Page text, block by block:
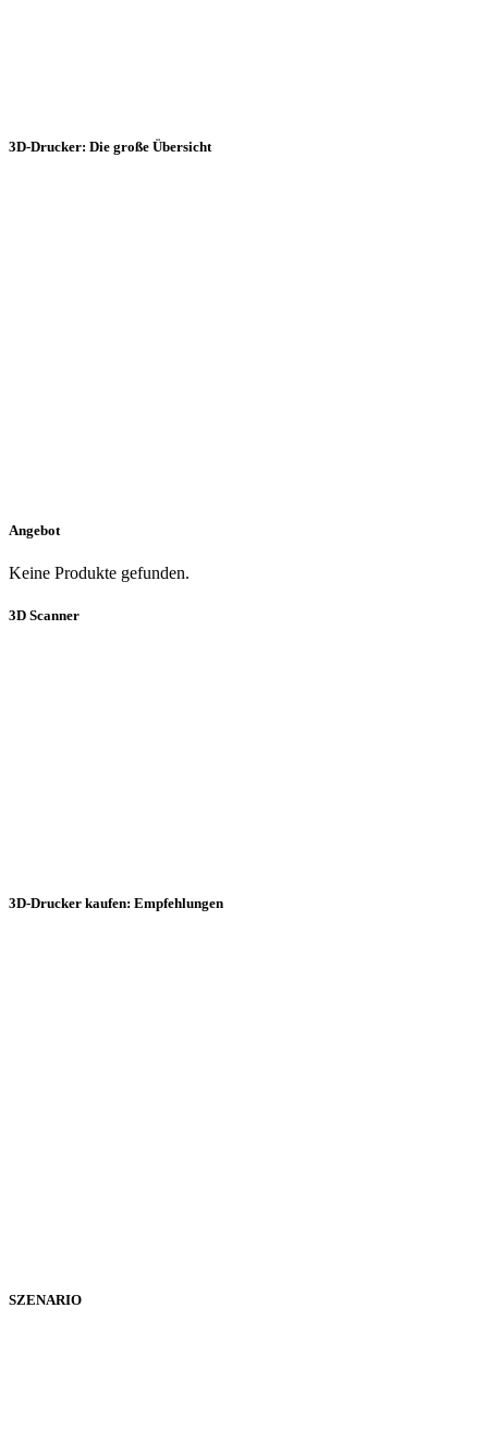
3D-Drucker: Die große Übersicht
Angebot
Keine Produkte gefunden.
3D Scanner
3D-Drucker kaufen: Empfehlungen
SZENARIO